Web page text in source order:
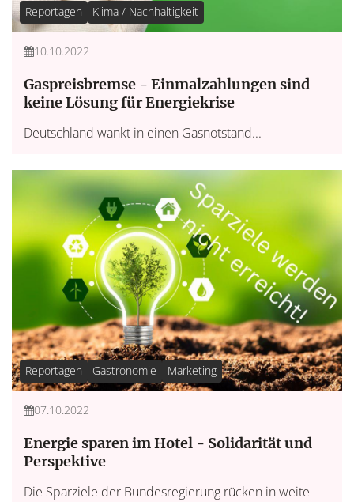
Reportagen Klima / Nachhaltigkeit
10.10.2022
Gaspreisbremse - Einmalzahlungen sind
keine Lösung für Energiekrise
Deutschland wankt in einen Gasnotstand...
Reportagen Gastronomie Marketing
07.10.2022
Energie sparen im Hotel - Solidarität und
Perspektive
Die Sparziele der Bundesregierung rücken in weite